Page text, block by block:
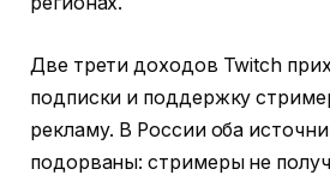
Две трети доходов Twitch
подписки и поддержку
рекламу. В России оба
подорваны: стримеры не